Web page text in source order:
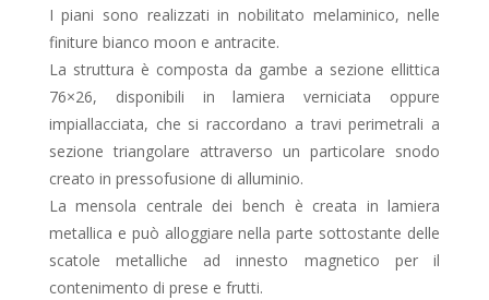
I piani sono realizzati in nobilitato melaminico, nelle
finiture bianco moon e antracite.
La struttura è composta da gambe a sezione ellittica
76×26, disponibili in lamiera verniciata oppure
impiallacciata, che si raccordano a travi perimetrali a
sezione triangolare attraverso un particolare snodo
creato in pressofusione di alluminio.
La mensola centrale dei bench è creata in lamiera
metallica e può alloggiare nella parte sottostante delle
scatole metalliche ad innesto magnetico per il
contenimento di prese e frutti.